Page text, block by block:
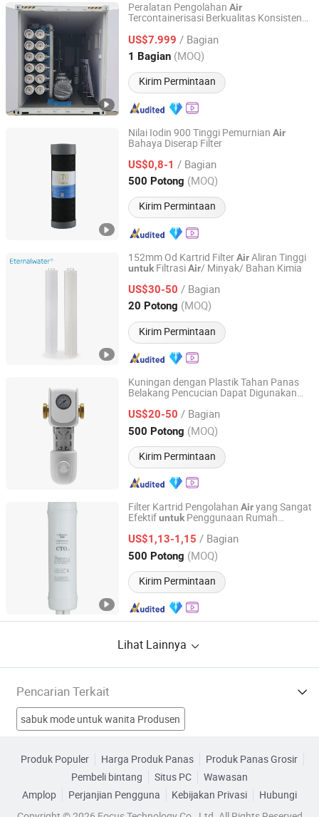
Peralatan Pengolahan Air
Tercontainerisasi Berkualitas Konsisten
untukProyekAirKustom
US$7.999 / Bagian
1 Bagian (MOQ)
Kirim Permintaan
Jiangsu Fenghai New Energy Seawater Desalination
Development Co., Ltd.
Jiangsu, China
Nilai Iodin 900 Tinggi Pemurnian Air
Bahaya Diserap Filter
US$0,8-1 / Bagian
500 Potong (MOQ)
Kirim Permintaan
SX YJK TECH CO., LTD.
Shanxi, China Harga mulai 2025
152mm Od Kartrid FilterAirAliran Tinggi
untukFiltrasiAir/ Minyak/ Bahan Kimia
US$30-50 / Bagian
20 Potong (MOQ)
Kirim Permintaan
Hangzhou Eternalwater Filtration Equipment Co., Ltd.
Harga mulai 2023
Kuningan dengan Plastik Tahan Panas
Belakang Pencucian Dapat Digunakan
PenyaringAir Pra Sedimen Spin Down
US$20-50 / Bagian
500 Potong (MOQ)
Kirim Permintaan
NanJing Tsung Water Technology Co., Ltd.
Jiangsu, China Harga mulai 2015
Filter Kartrid Pengolahan Airyang Sangat
EfektifuntukPenggunaan Rumah
US$1,13-1,15 / Bagian
500 Potong (MOQ)
Kirim Permintaan
SX YJK TECH CO., LTD.
Shanxi, China Harga mulai 2025
Lihat Lainnya
Pencarian Terkait
sabuk mode untuk wanita Produsen
pompa pemurnian air c Produsen saring Produsen
Produk Populer Harga Produk Panas
Produk Panas Grosir
Pembeli bintang
Situs PC
Wawasan
Amplop
Perjanjian Pengguna Kebijakan Privasi
Hubungi